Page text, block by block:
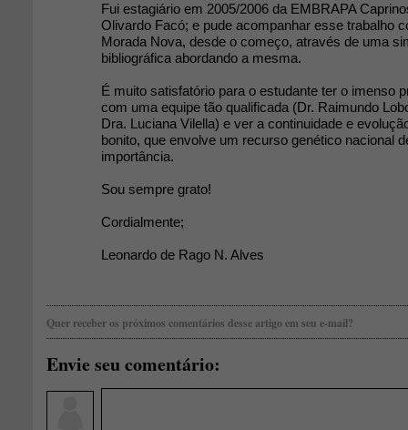
Fui estagiário em 2005/2006 da EMBRAPA
Olivardo Facó; e pude acompanhar esse trabalho
Morada Nova, desde o começo, através de uma
bibliográfica abordando a mesma.
É muito satisfatório para o estudante ter o imenso
com uma equipe tão qualificada (Dr. Raimundo
Dra. Luciana Vilella) e ver a continuidade e
bonito, que envolve um recurso genético nacional
importância.
Sou sempre grato!
Cordialmente;
Leonardo de Rago N. Alves
Quer receber os próximos comentários desse artigo em seu e-mail?
Envie seu comentário: